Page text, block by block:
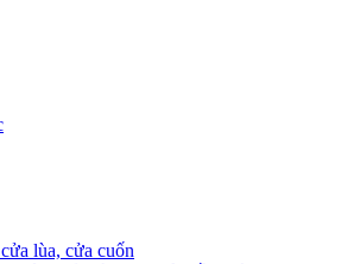
lùa, cửa cuốn